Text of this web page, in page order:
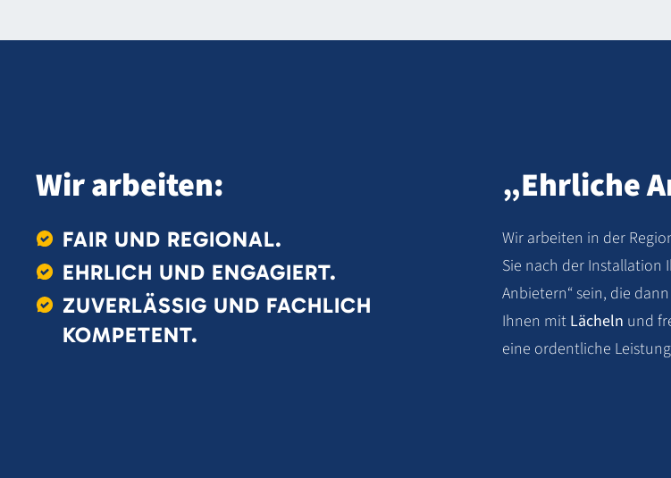
Wir arbeiten:
FAIR UND REGIONAL.
EHRLICH UND ENGAGIERT.
ZUVERLÄSSIG UND FACHLICH
KOMPETENT.
„Ehrliche
Wir arbeiten in der
Sie nach der Installation
Anbietern“ sein, die
Ihnen mit Lächeln und
eine ordentliche